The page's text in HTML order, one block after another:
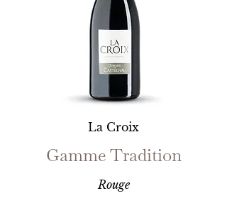
La Croix
Gamme Tradition
Rouge